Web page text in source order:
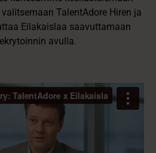
TalentAdore Hiren ja
Eilakaislaa saavuttamaan
avulla.